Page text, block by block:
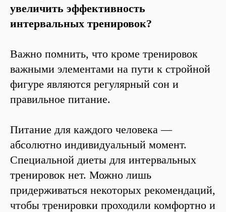
увеличить эффективность
интервальных тренировок?
Важно помнить, что кроме тренировок
важными элементами на пути к стройной
фигуре являются регулярный сон и
правильное питание.
Питание для каждого человека —
абсолютно индивидуальный момент.
Специальной диеты для интервальных
тренировок нет. Можно лишь
придерживаться некоторых рекомендаций,
чтобы тренировки проходили комфортно и